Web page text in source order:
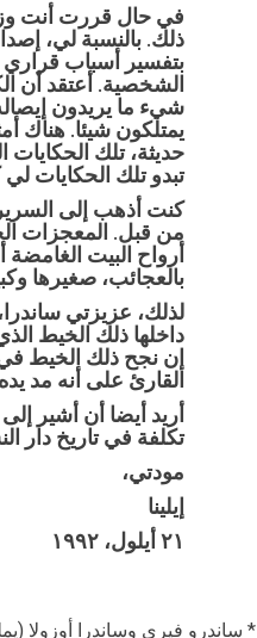
في حال قررت أنت
ذلك. بالنسبة لي،
بتفسير أسباب قراري
الشخصية. أعتقد أن
شيء ما يريدون
يمتلكون شيئا. هناك
حديثة، تلك الحكايات
تبدو تلك الحكايات لي
كنت أذهب إلى السرير
من قبل. المعجزات
أرواح البيت الغامضة
بالعجائب، صغيرها
لذلك، عزيزتي
داخلها ذلك الخيط
إن نجح ذلك الخيط في
القارئ على أنه مد
أريد أيضا أن أشير
تكلفة في تاريخ دار
مودتي،
إيلينا
٢١ أيلول، ١٩٩٢
* ساندرو فيري وساندرا أوزولا